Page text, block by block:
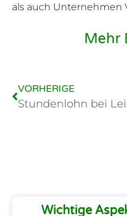
als auch Unternehmen
Mehr
VORHERIGE
Wichtige